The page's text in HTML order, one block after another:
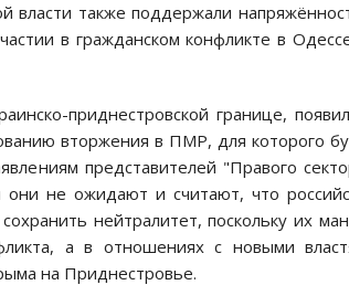
власти также поддержали
в гражданском конфликте в
приднестровской границе,
вторжения в ПМР, для которого
представителей "Правого
они не ожидают и считают, что
нейтралитет, поскольку их
а в отношениях с новыми
на Приднестровье.